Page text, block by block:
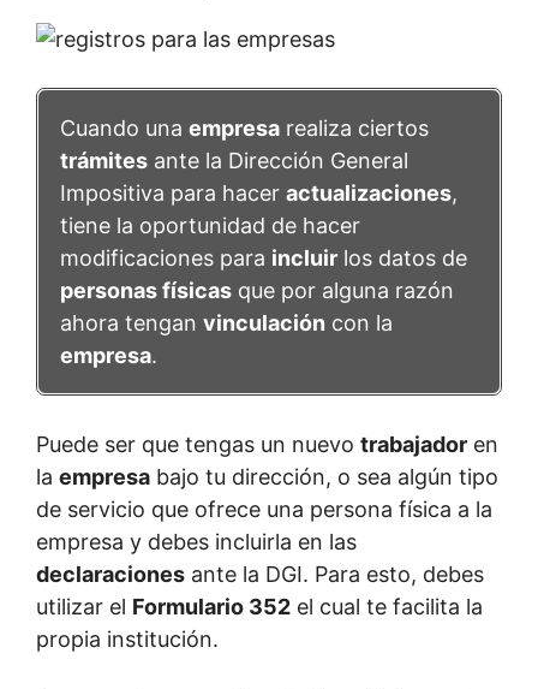
Cuando una empresa realiza ciertos
trámites ante la Dirección General
Impositiva para hacer actualizaciones,
tiene la oportunidad de hacer
modificaciones para incluir los datos de
personas físicas que por alguna razón
ahora tengan vinculación con la
empresa.
Puede ser que tengas un nuevo trabajador en
la empresa bajo tu dirección, o sea algún tipo
de servicio que ofrece una persona física a la
empresa y debes incluirla en las
declaraciones ante la DGI. Para esto, debes
utilizar el Formulario 352 el cual te facilita la
propia institución.